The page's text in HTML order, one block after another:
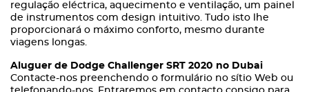
regulação eléctrica, aquecimento e ventilação, um painel
de instrumentos com design intuitivo. Tudo isto lhe
proporcionará o máximo conforto, mesmo durante
viagens longas.
Aluguer de Dodge Challenger SRT 2020 no Dubai
Contacte-nos preenchendo o formulário no sítio Web ou